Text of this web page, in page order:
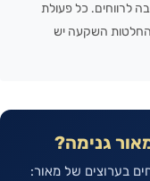
לרווחים. כל פעולת
השקעה יש
גנימה?
בערוצים של מאור: